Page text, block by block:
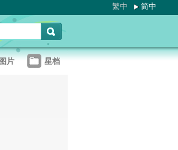
繁中 简中
图片 星档